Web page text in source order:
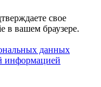
свое
в вашем браузере.
данных
информацией